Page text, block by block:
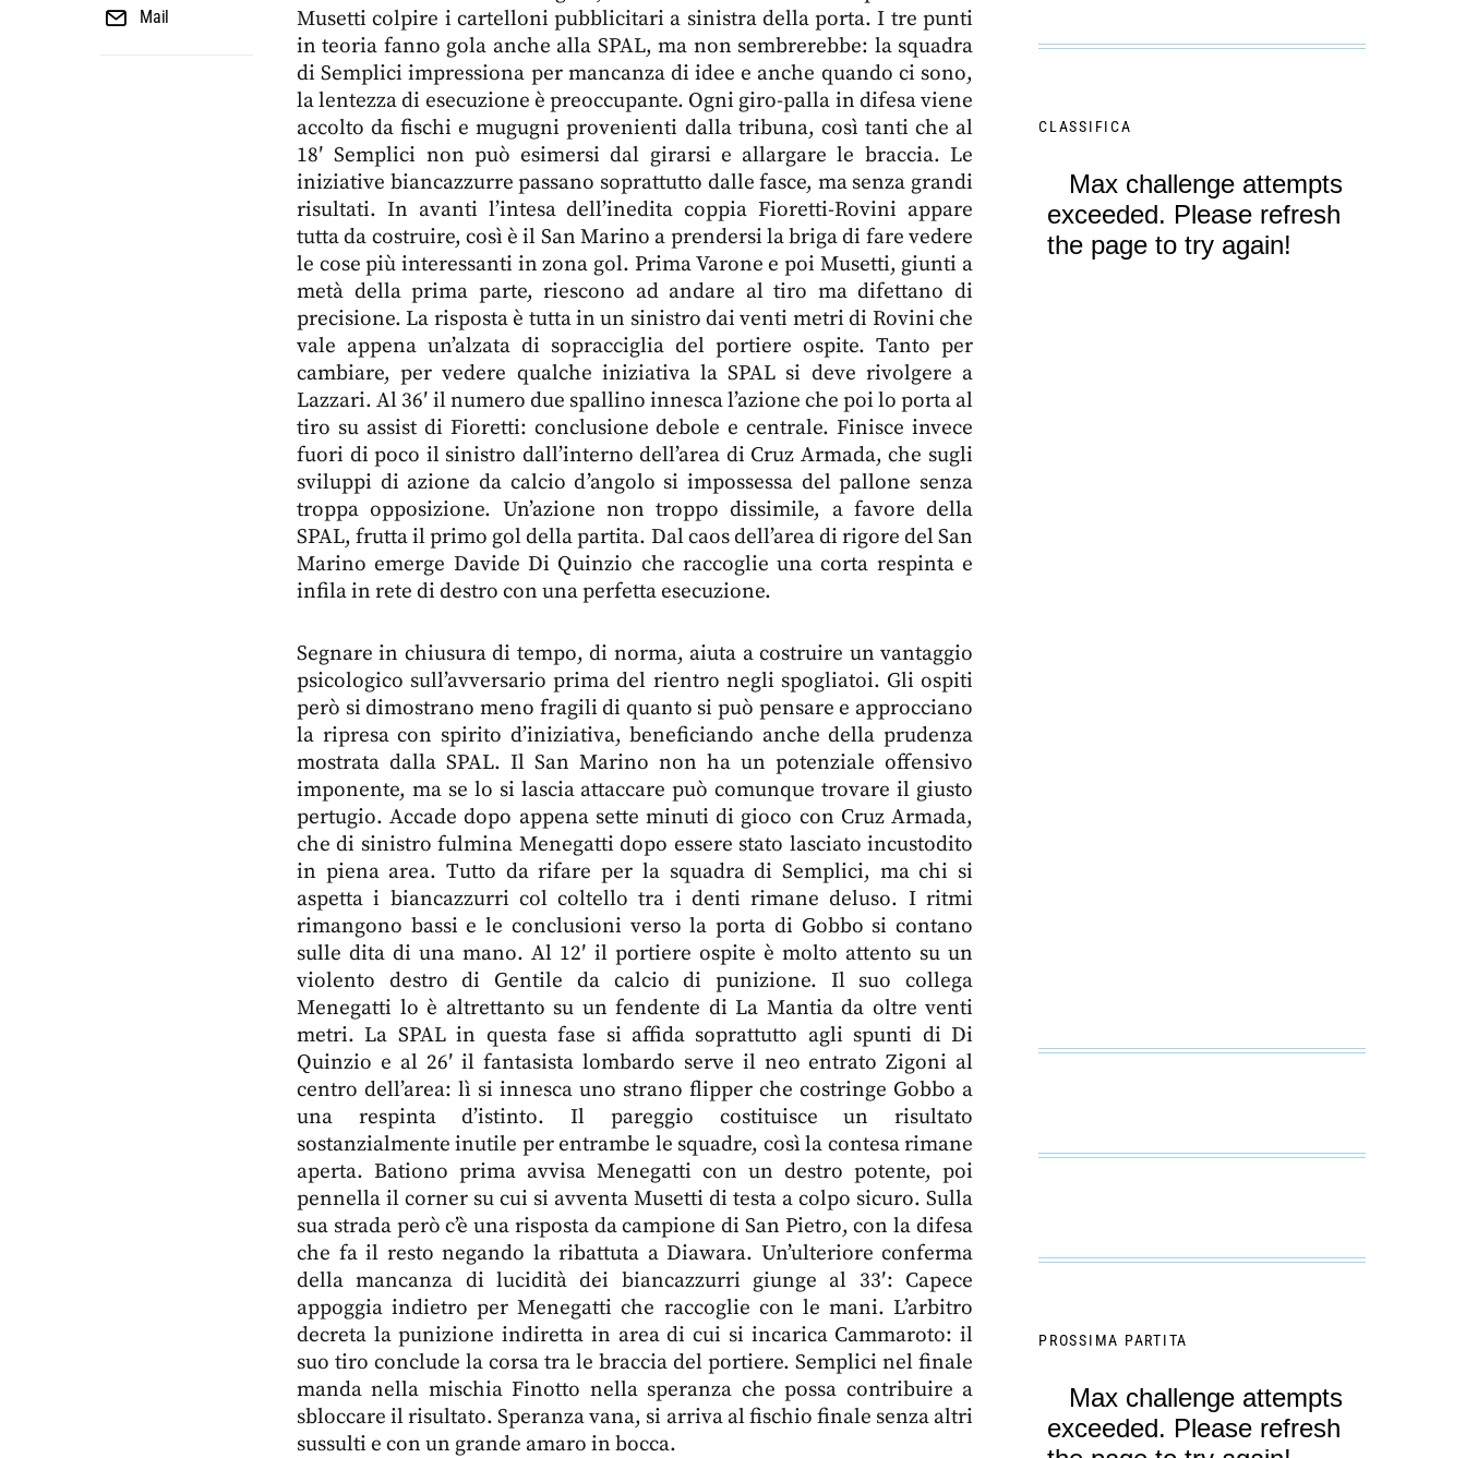
Mail
Musetti colpire i cartelloni pubblicitari a sinistra della porta. I tre punti
in teoria fanno gola anche alla SPAL, ma non sembrerebbe: la squadra
di Semplici impressiona per mancanza di idee e anche quando ci sono,
la lentezza di esecuzione è preoccupante. Ogni giro-palla in difesa viene
accolto da fischi e mugugni provenienti dalla tribuna, così tanti che al
18′ Semplici non può esimersi dal girarsi e allargare le braccia. Le
iniziative biancazzurre passano soprattutto dalle fasce, ma senza grandi
risultati. In avanti l’intesa dell’inedita coppia Fioretti-Rovini appare
tutta da costruire, così è il San Marino a prendersi la briga di fare vedere
le cose più interessanti in zona gol. Prima Varone e poi Musetti, giunti a
metà della prima parte, riescono ad andare al tiro ma difettano di
precisione. La risposta è tutta in un sinistro dai venti metri di Rovini che
vale appena un’alzata di sopracciglia del portiere ospite. Tanto per
cambiare, per vedere qualche iniziativa la SPAL si deve rivolgere a
Lazzari. Al 36′ il numero due spallino innesca l’azione che poi lo porta al
tiro su assist di Fioretti: conclusione debole e centrale. Finisce invece
fuori di poco il sinistro dall’interno dell’area di Cruz Armada, che sugli
sviluppi di azione da calcio d’angolo si impossessa del pallone senza
troppa opposizione. Un’azione non troppo dissimile, a favore della
SPAL, frutta il primo gol della partita. Dal caos dell’area di rigore del San
Marino emerge Davide Di Quinzio che raccoglie una corta respinta e
infila in rete di destro con una perfetta esecuzione.
Segnare in chiusura di tempo, di norma, aiuta a costruire un vantaggio
psicologico sull’avversario prima del rientro negli spogliatoi. Gli ospiti
però si dimostrano meno fragili di quanto si può pensare e approcciano
la ripresa con spirito d’iniziativa, beneficiando anche della prudenza
mostrata dalla SPAL. Il San Marino non ha un potenziale offensivo
imponente, ma se lo si lascia attaccare può comunque trovare il giusto
pertugio. Accade dopo appena sette minuti di gioco con Cruz Armada,
che di sinistro fulmina Menegatti dopo essere stato lasciato incustodito
in piena area. Tutto da rifare per la squadra di Semplici, ma chi si
aspetta i biancazzurri col coltello tra i denti rimane deluso. I ritmi
rimangono bassi e le conclusioni verso la porta di Gobbo si contano
sulle dita di una mano. Al 12′ il portiere ospite è molto attento su un
violento destro di Gentile da calcio di punizione. Il suo collega
Menegatti lo è altrettanto su un fendente di La Mantia da oltre venti
metri. La SPAL in questa fase si affida soprattutto agli spunti di Di
Quinzio e al 26′ il fantasista lombardo serve il neo entrato Zigoni al
centro dell’area: lì si innesca uno strano flipper che costringe Gobbo a
una respinta d’istinto. Il pareggio costituisce un risultato
sostanzialmente inutile per entrambe le squadre, così la contesa rimane
aperta. Bationo prima avvisa Menegatti con un destro potente, poi
pennella il corner su cui si avventa Musetti di testa a colpo sicuro. Sulla
sua strada però c’è una risposta da campione di San Pietro, con la difesa
che fa il resto negando la ribattuta a Diawara. Un’ulteriore conferma
della mancanza di lucidità dei biancazzurri giunge al 33′: Capece
appoggia indietro per Menegatti che raccoglie con le mani. L’arbitro
decreta la punizione indiretta in area di cui si incarica Cammaroto: il
suo tiro conclude la corsa tra le braccia del portiere. Semplici nel finale
manda nella mischia Finotto nella speranza che possa contribuire a
sbloccare il risultato. Speranza vana, si arriva al fischio finale senza altri
sussulti e con un grande amaro in bocca.
CLASSIFICA
PROSSIMA PARTITA